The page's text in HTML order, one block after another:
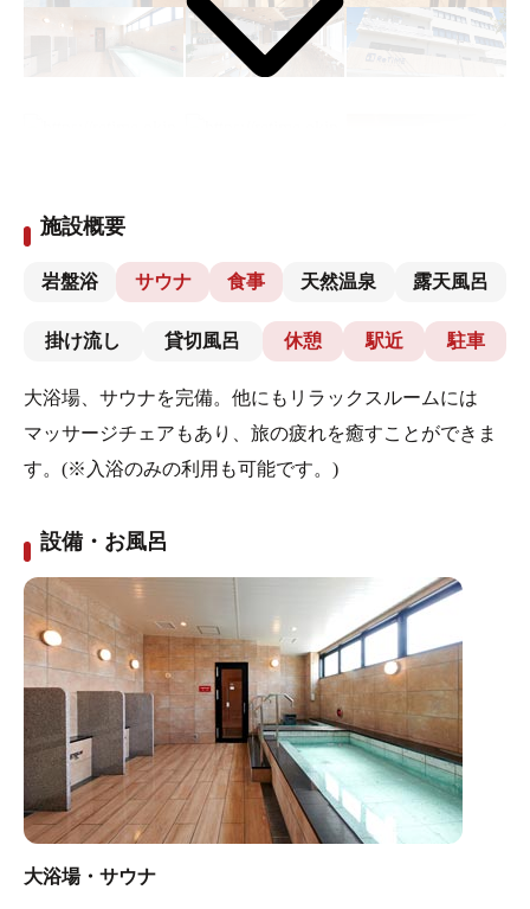
施設概要
岩盤浴 サウナ 食事 天然温泉 露天風呂
掛け流し 貸切風呂 休憩 駅近 駐車
大浴場、サウナを完備。他にもリラックスルームには
マッサージチェアもあり、旅の疲れを癒すことができま
す。(※入浴のみの利用も可能です。)
設備・お風呂
大浴場・サウナ